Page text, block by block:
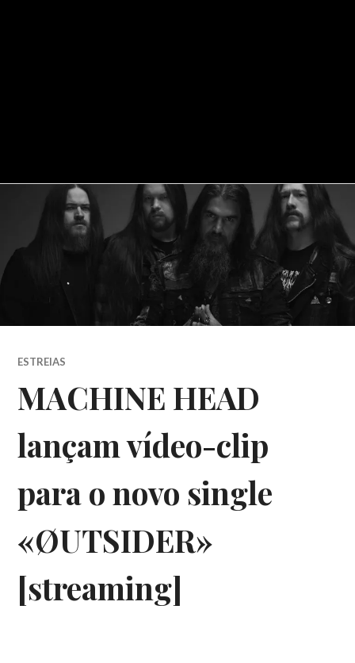
ESTREIAS
MACHINE HEAD
lançam vídeo-clip
para o novo single
«ØUTSIDER»
[streaming]